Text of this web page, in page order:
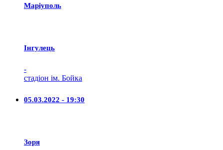
Маріуполь
Iнгулець
-
стадіон ім. Бойка
05.03.2022 - 19:30
Зоря